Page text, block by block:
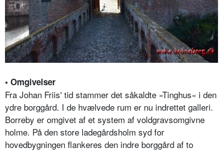
• Omgivelser
Fra Johan Friis' tid stammer det såkaldte »Tinghus« i den
ydre borggård. I de hvælvede rum er nu indrettet galleri.
Borreby er omgivet af et system af voldgravsomgivne
holme. På den store ladegårdsholm syd for
hovedbygningen flankeres den indre borggård af to